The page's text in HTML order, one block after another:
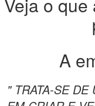
A
" TRATA-SE